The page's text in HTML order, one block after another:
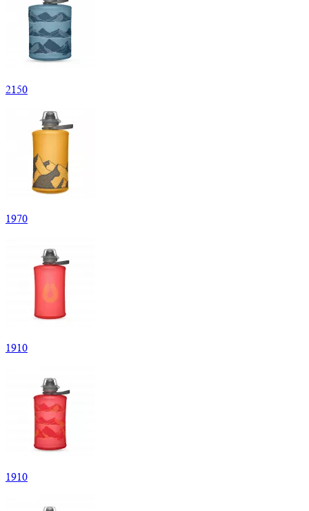
2150
1970
1910
1910